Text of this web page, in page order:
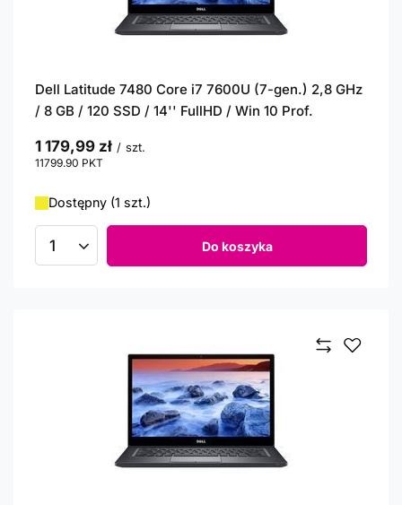
Dell Latitude 7480 Core i7 7600U (7-gen.) 2,8 GHz
/ 8 GB / 120 SSD / 14'' FullHD / Win 10 Prof.
1 179,99 zł / szt.
11799.90 PKT
Dostępny (1 szt.)
Ilość produktów Do koszyka